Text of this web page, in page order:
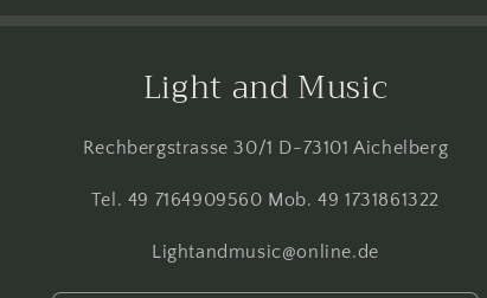
Light and Music
Rechbergstrasse 30/1 D-73101 Aichelberg
Tel. 49 7164909560 Mob. 49 1731861322
Lightandmusic@online.de